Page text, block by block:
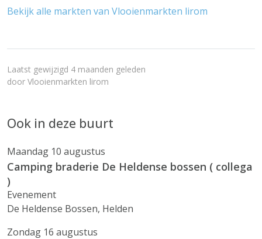
Bekijk alle markten van Vlooienmarkten lirom
Laatst gewijzigd 4 maanden geleden
door Vlooienmarkten lirom
Ook in deze buurt
Maandag 10 augustus
Camping braderie De Heldense bossen ( collega
)
Evenement
De Heldense Bossen, Helden
Zondag 16 augustus